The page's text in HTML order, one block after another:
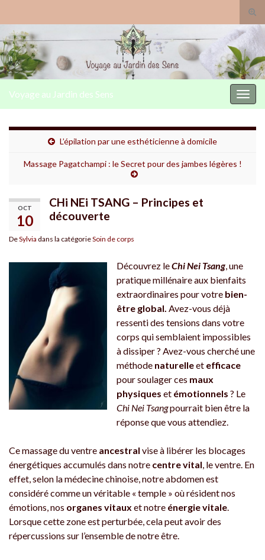
Voyage au Jardin des Sens
L’épilation par une esthéticienne à domicile
Massage Pagatchampi : le Secret pour des jambes légères !
OCT
10
CHi NEi TSANG – Principes et
découverte
DeSylvia dans la catégorieSoin de corps
Découvrez leChi Nei Tsang, une
pratique millénaire aux bienfaits
extraordinaires pour votre bien-
être global. Avez-vous déjà
ressenti des tensions dans votre
corps qui semblaient impossibles
à dissiper ? Avez-vous cherché une
méthode naturelleet efficace
pour soulager ces maux
physiques et émotionnels ? Le
Chi Nei Tsangpourrait bien être la
réponse que vous attendiez.
Ce massage du ventre ancestral vise à libérer les blocages
énergétiques accumulés dans notre centre vital, le ventre. En
effet, selon la médecine chinoise, notre abdomen est
considéré comme un véritable « temple » où résident nos
émotions, nos organes vitaux et notre énergie vitale.
Lorsque cette zone est perturbée, cela peut avoir des
répercussions sur l’ensemble de notre être.